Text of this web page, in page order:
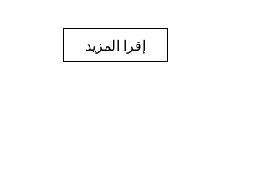
إقرا المزيد